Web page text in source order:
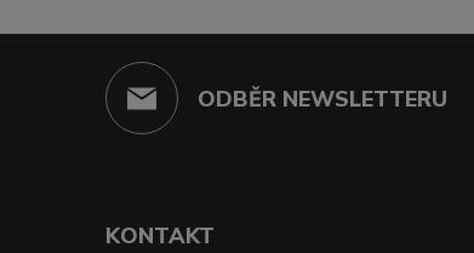
ODBĚR NEWSLETTERU
KONTAKT